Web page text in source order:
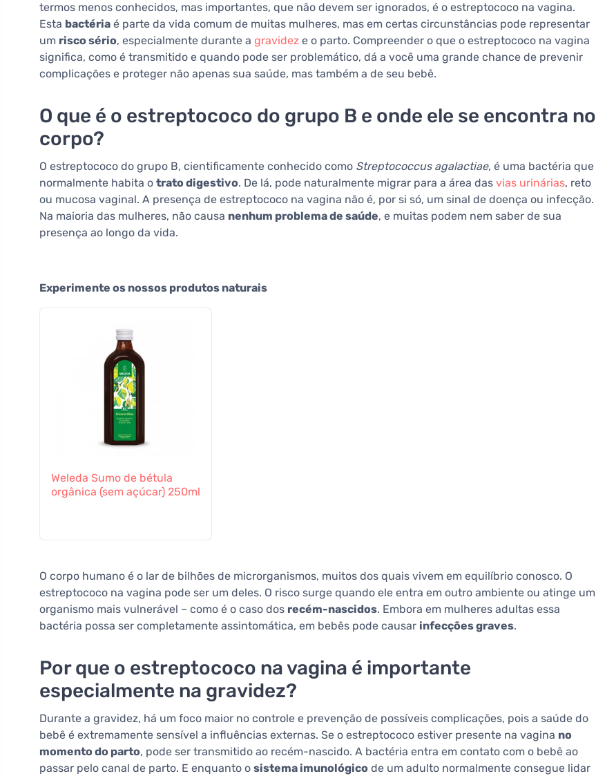
termos menos conhecidos, mas importantes, que não devem ser ignorados, é o estreptococo na vagina.
Esta bactéria é parte da vida comum de muitas mulheres, mas em certas circunstâncias pode representar
um risco sério, especialmente durante a gravidez e o parto. Compreender o que o estreptococo na vagina
significa, como é transmitido e quando pode ser problemático, dá a você uma grande chance de prevenir
complicações e proteger não apenas sua saúde, mas também a de seu bebê.
O que é o estreptococo do grupo B e onde ele se encontra no
corpo?
O estreptococo do grupo B, cientificamente conhecido como Streptococcus agalactiae, é uma bactéria que
normalmente habita o trato digestivo. De lá, pode naturalmente migrar para a área das vias urinárias, reto
ou mucosa vaginal. A presença de estreptococo na vagina não é, por si só, um sinal de doença ou infecção.
Na maioria das mulheres, não causa nenhum problema de saúde, e muitas podem nem saber de sua
presença ao longo da vida.
Experimente os nossos produtos naturais
Weleda Sumo de bétula
orgânica (sem açúcar) 250ml
O corpo humano é o lar de bilhões de microrganismos, muitos dos quais vivem em equilíbrio conosco. O
estreptococo na vagina pode ser um deles. O risco surge quando ele entra em outro ambiente ou atinge um
organismo mais vulnerável – como é o caso dos recém-nascidos. Embora em mulheres adultas essa
bactéria possa ser completamente assintomática, em bebês pode causar infecções graves.
Por que o estreptococo na vagina é importante
especialmente na gravidez?
Durante a gravidez, há um foco maior no controle e prevenção de possíveis complicações, pois a saúde do
bebê é extremamente sensível a influências externas. Se o estreptococo estiver presente na vagina no
momento do parto, pode ser transmitido ao recém-nascido. A bactéria entra em contato com o bebê ao
passar pelo canal de parto. E enquanto o sistema imunológico de um adulto normalmente consegue lidar